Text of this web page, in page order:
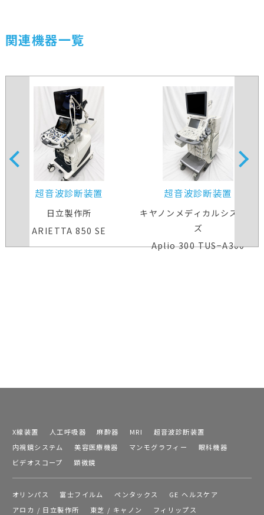
関連機器一覧
超音波診断装置
日立製作所
ARIETTA 850 SE
超音波診断装置
キヤノンメディカルシステム
ズ
Aplio 300 TUS−A300
X線装置 人工呼吸器 麻酔器 MRI
超音波診断装置
内視鏡システム
美容医療機器 マンモグラフィー
眼科機器
ビデオスコープ
顕微鏡
オリンパス 富士フイルム ペンタックス
GE ヘルスケア
アロカ / 日立製作所
東芝 / キャノン
フィリップス